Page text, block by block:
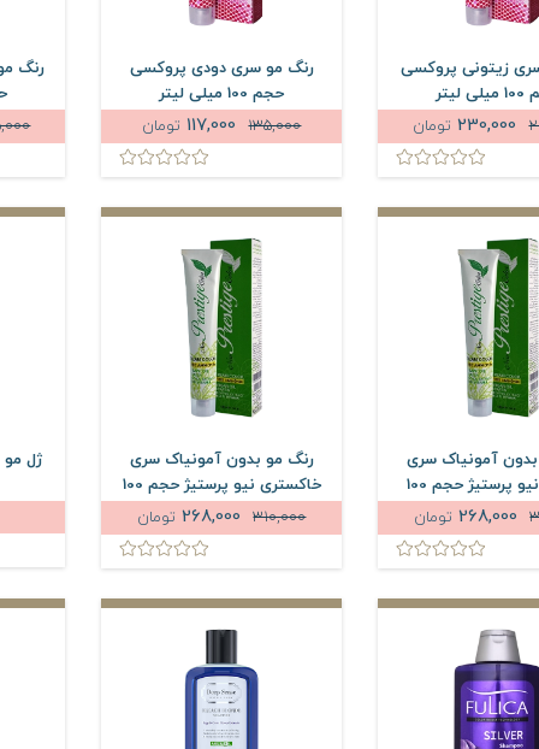
زیتونی پروکسی
تومان
رنگ مو سری دودی پروکسی
حجم 100 میلی لیتر
135,000
تومان
رنگ
آمونیاک سری
طبیعی نیو پرستیژ حجم 100
میلی لیتر
تومان
رنگ مو بدون آمونیاک سری
خاکستری نیو پرستیژ حجم 100
میلی لیتر310,000 تومان
ژل مو